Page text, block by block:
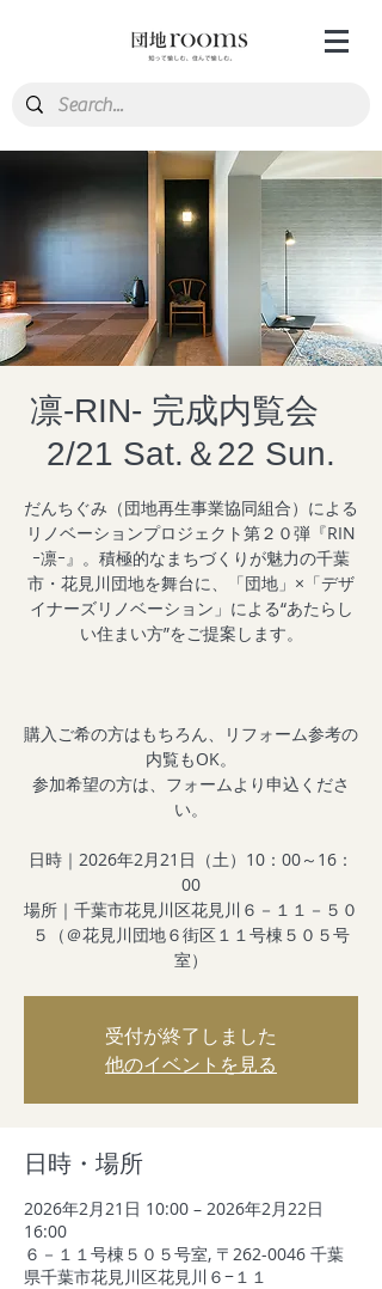
凛-RIN- 完成内覧会
2/21 Sat.＆22 Sun.
だんちぐみ（団地再生事業協同組合）による
リノベーションプロジェクト第２０弾『RIN
ｰ凛ｰ』。積極的なまちづくりが魅力の千葉
市・花見川団地を舞台に、「団地」×「デザ
イナーズリノベーション」による“あたらし
い住まい方”をご提案します。
購入ご希の方はもちろん、リフォーム参考の
内覧もOK。
参加希望の方は、フォームより申込くださ
い。
日時｜2026年2月21日（土）10：00～16：
00
場所｜千葉市花見川区花見川６－１１－５０
５（＠花見川団地６街区１１号棟５０５号
受付が終了しました
他のイベントを見る
日時・場所
2026年2月21日 10:00 – 2026年2月22日
16:00
６－１１号棟５０５号室, 〒262-0046 千葉
県千葉市花見川区花見川６−１１